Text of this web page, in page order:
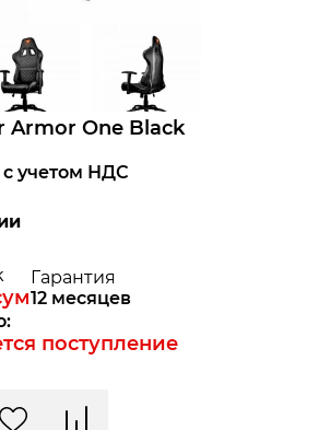
Armor One Black
c учетом НДС
Гарантия
12 месяцев
поступление